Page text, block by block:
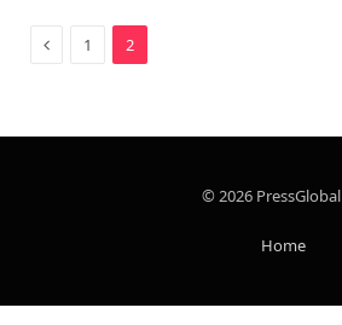
Previous
1 2
© 2026 PressGlobal
Home